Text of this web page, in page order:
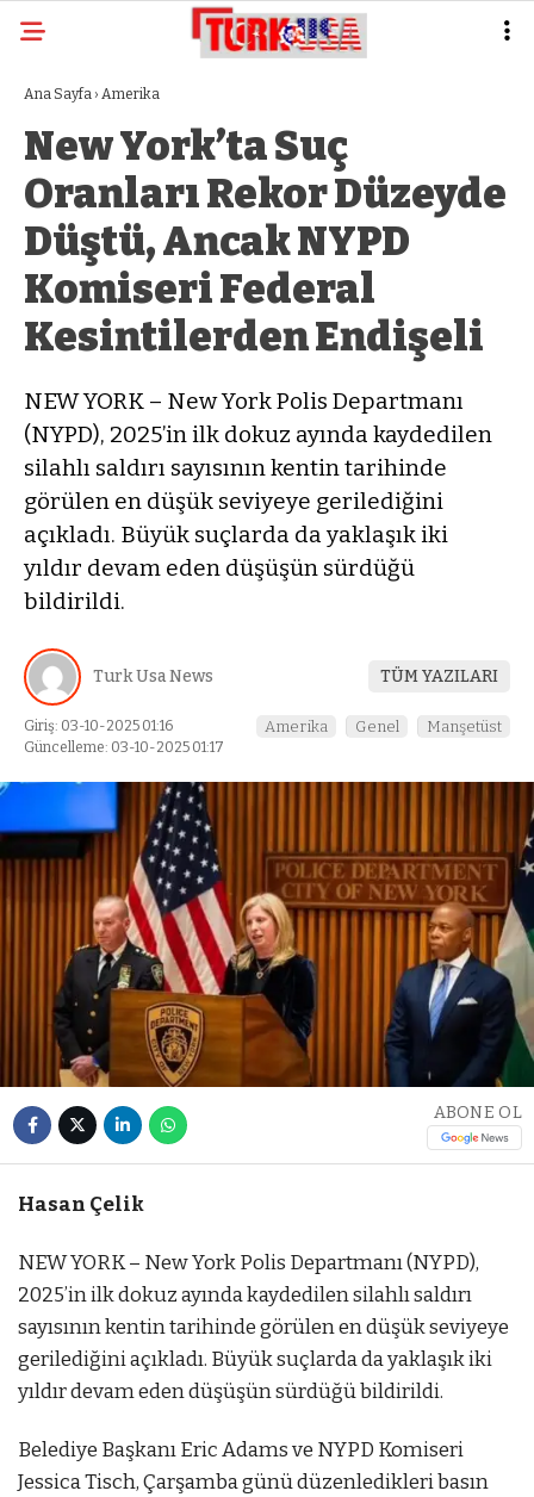
Ana Sayfa › Amerika
New York’ta Suç
Oranları Rekor Düzeyde
Düştü, Ancak NYPD
Komiseri Federal
Kesintilerden Endişeli
NEW YORK – New York Polis Departmanı
(NYPD), 2025’in ilk dokuz ayında kaydedilen
silahlı saldırı sayısının kentin tarihinde
görülen en düşük seviyeye gerilediğini
açıkladı. Büyük suçlarda da yaklaşık iki
yıldır devam eden düşüşün sürdüğü
bildirildi.
Turk Usa News TÜM YAZILARI
Giriş: 03-10-2025 01:16
Güncelleme: 03-10-2025 01:17
Amerika Genel Manşetüst
ABONE OL
Hasan Çelik
NEW YORK – New York Polis Departmanı (NYPD),
2025’in ilk dokuz ayında kaydedilen silahlı saldırı
sayısının kentin tarihinde görülen en düşük seviyeye
gerilediğini açıkladı. Büyük suçlarda da yaklaşık iki
yıldır devam eden düşüşün sürdüğü bildirildi.
Belediye Başkanı Eric Adams ve NYPD Komiseri
Jessica Tisch, Çarşamba günü düzenledikleri basın